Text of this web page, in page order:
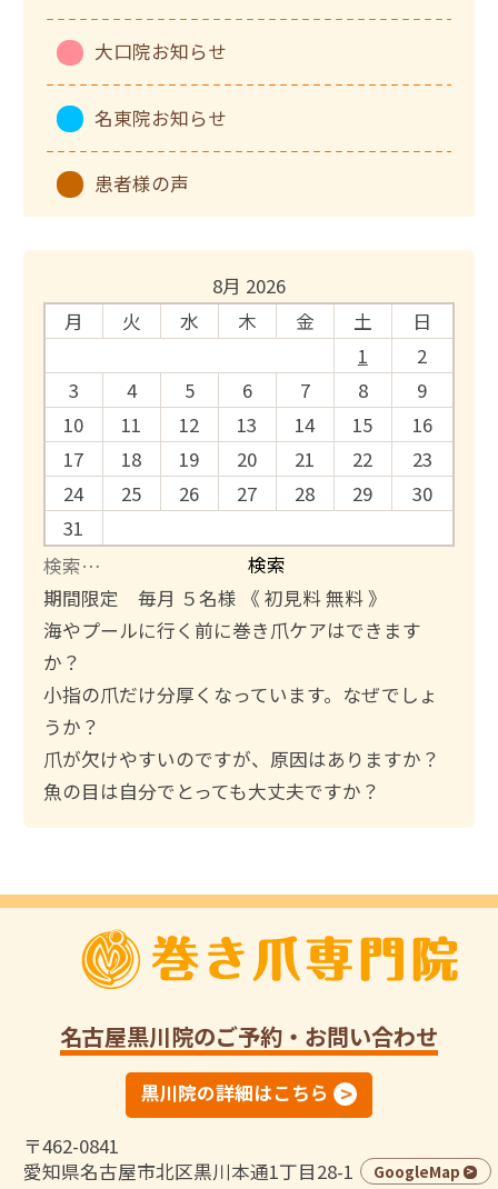
大口院お知らせ
名東院お知らせ
患者様の声
8月 2026
月
火 水 木 金 土
日
1
2
3
4 5 6 7 8
9
10
11 12 13 14 15
16
17
18 19 20 21 22
23
24
25 26 27 28 29
30
31
検
索
:
期間限定 毎月 ５名様 《 初見料 無料 》
海やプールに行く前に巻き爪ケアはできます
か？
小指の爪だけ分厚くなっています。なぜでしょ
うか？
爪が欠けやすいのですが、原因はありますか？
魚の目は自分でとっても大丈夫ですか？
名古屋黒川院のご予約・お問い合わせ
黒川院の詳細はこちら
〒462-0841
愛知県名古屋市北区黒川本通1丁目28-1
GoogleMap